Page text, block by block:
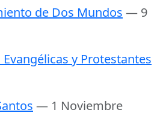
de Dos Mundos — 9
y Protestantes
— 1 Noviembre